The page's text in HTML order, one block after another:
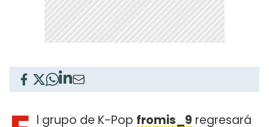
l grupo de K-Pop fromis_9 regresará